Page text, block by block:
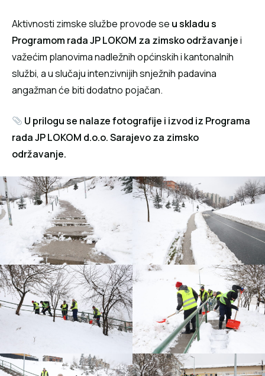
Aktivnosti zimske službe provode se u skladu s
Programom rada JP LOKOM za zimsko održavanjei
važećim planovima nadležnih općinskih i kantonalnih
službi, a u slučaju intenzivnijih snježnih padavina
angažman će biti dodatno pojačan.
U prilogu se nalaze fotografije i izvod iz Programa
rada JP LOKOM d.o.o. Sarajevo za zimsko
održavanje.